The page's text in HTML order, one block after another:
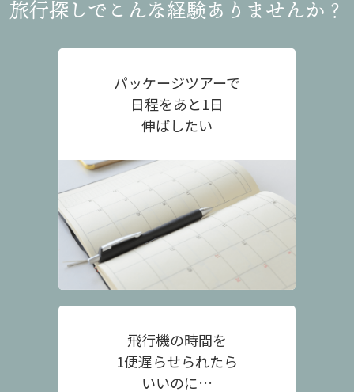
旅行探しでこんな経験ありませんか？
パッケージツアーで
日程をあと1日
伸ばしたい
飛行機の時間を
1便遅らせられたら
いいのに…